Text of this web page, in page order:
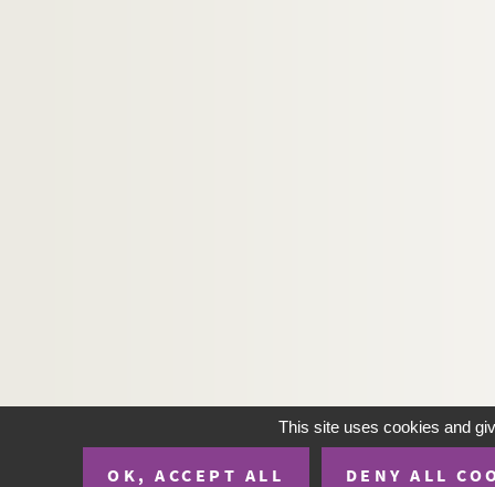
This site uses cookies and
OK, ACCEPT ALL DENY ALL